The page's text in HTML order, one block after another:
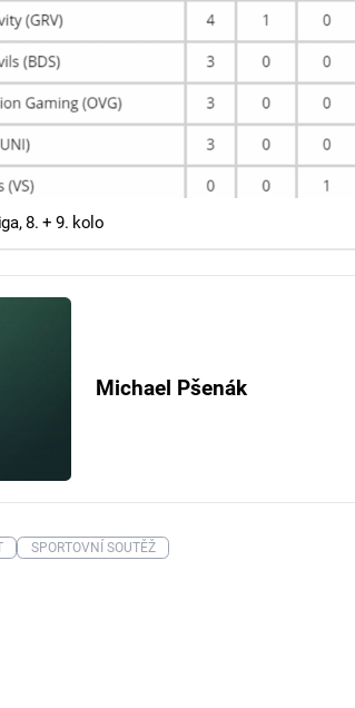
8. + 9. kolo
Michael Pšenák
SPORTOVNÍ SOUTĚŽ